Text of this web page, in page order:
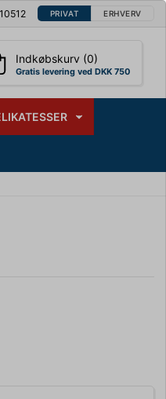
PRIVAT ERHVERV
Indkøbskurv (0)
Gratis levering ved DKK 750